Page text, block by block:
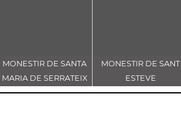
MONESTIR DE SANTA
MARIA DE SERRATEIX
MONESTIR DE SANT
ESTEVE